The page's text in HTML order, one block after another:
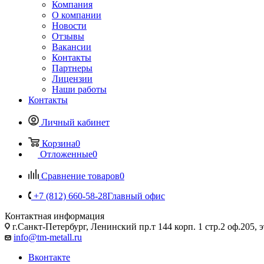
Компания
О компании
Новости
Отзывы
Вакансии
Контакты
Партнеры
Лицензии
Наши работы
Контакты
Личный кабинет
Корзина0
Отложенные0
Сравнение товаров0
+7 (812) 660-58-28Главный офис
Контактная информация
г.Санкт-Петербург, Ленинский пр.т 144 корп. 1 стр.2 оф.205,
info@tm-metall.ru
Вконтакте